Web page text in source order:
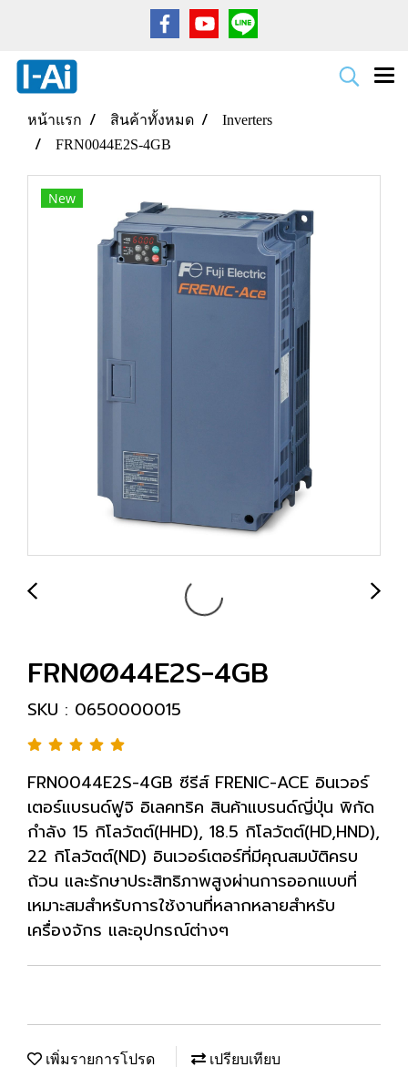
หน้าแรก สินค้าทั้งหมด
Inverters
FRN0044E2S-4GB
New
FRN0044E2S-4GB
SKU : 0650000015
FRN0044E2S-4GB ซีรีส์ FRENIC-ACE อินเวอร์
เตอร์แบรนด์ฟูจิ อิเลคทริค สินค้าแบรนด์ญี่ปุ่น พิกัด
กำลัง 15 กิโลวัตต์(HHD), 18.5 กิโลวัตต์(HD,HND),
22 กิโลวัตต์(ND) อินเวอร์เตอร์ที่มีคุณสมบัติครบ
ถ้วน และรักษาประสิทธิภาพสูงผ่านการออกแบบที่
เหมาะสมสำหรับการใช้งานที่หลากหลายสำหรับ
เครื่องจักร และอุปกรณ์ต่างๆ
เพิ่มรายการโปรด เปรียบเทียบ